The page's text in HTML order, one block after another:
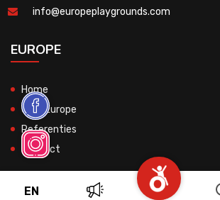
EN
info@europeplaygrounds.com
EUROPE
Home
Over Europe
Referenties
Contact